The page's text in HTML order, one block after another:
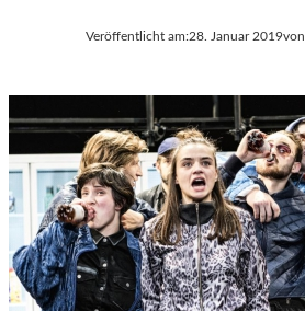
Veröffentlicht am:28. Januar 2019von